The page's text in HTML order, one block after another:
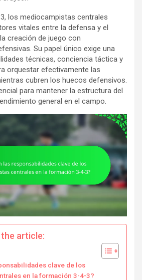
los mediocampistas centrales
vitales entre la defensa y el
creación de juego con
Su papel único exige una
técnicas, conciencia táctica y
orquestar efectivamente las
cubren los huecos defensivos.
para mantener la estructura del
general en el campo.
article:
clave de los
en la formación 3-4-3?